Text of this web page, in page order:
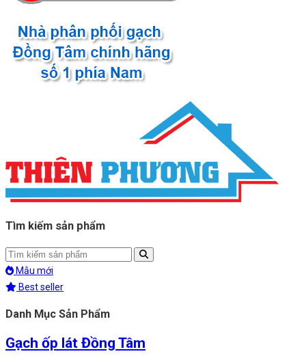
Tìm kiếm sản phẩm
Mẫu mới
Best seller
Danh Mục Sản Phẩm
Gạch ốp lát Đồng Tâm